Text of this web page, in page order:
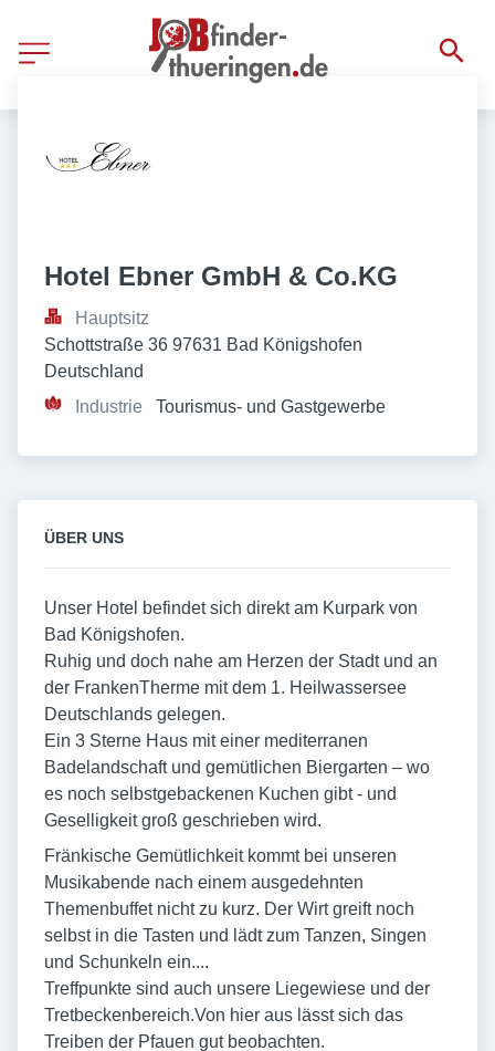
Hotel Ebner GmbH & Co.KG
Hauptsitz
Schottstraße 36 97631 Bad Königshofen
Deutschland
Industrie
Tourismus- und Gastgewerbe
ÜBER UNS
Unser Hotel befindet sich direkt am Kurpark von
Bad Königshofen.
Ruhig und doch nahe am Herzen der Stadt und an
der FrankenTherme mit dem 1. Heilwassersee
Deutschlands gelegen.
Ein 3 Sterne Haus mit einer mediterranen
Badelandschaft und gemütlichen Biergarten – wo
es noch selbstgebackenen Kuchen gibt - und
Geselligkeit groß geschrieben wird.
Fränkische Gemütlichkeit kommt bei unseren
Musikabende nach einem ausgedehnten
Themenbuffet nicht zu kurz. Der Wirt greift noch
selbst in die Tasten und lädt zum Tanzen, Singen
und Schunkeln ein....
Treffpunkte sind auch unsere Liegewiese und der
Tretbeckenbereich.Von hier aus lässt sich das
Treiben der Pfauen gut beobachten.